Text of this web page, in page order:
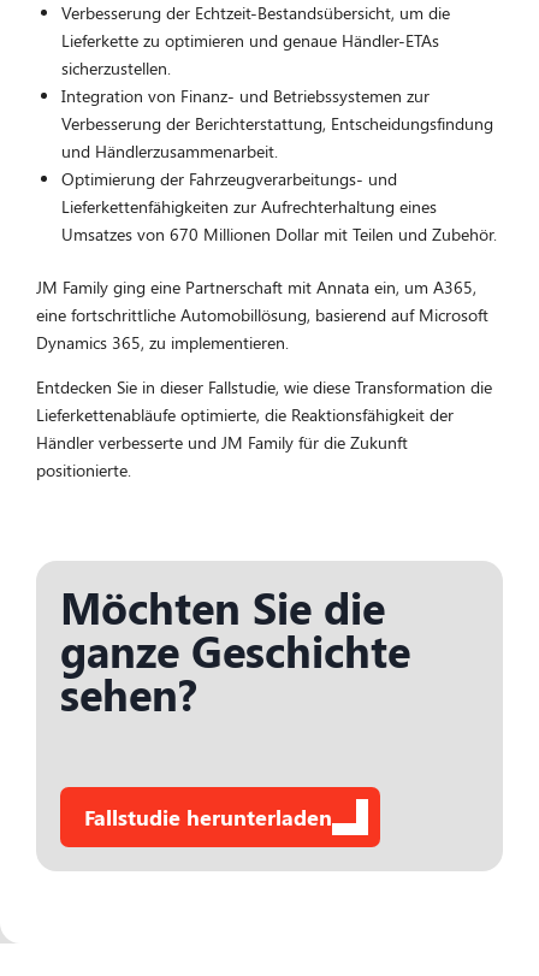
Verbesserung der Echtzeit-Bestandsübersicht, um die
Lieferkette zu optimieren und genaue Händler-ETAs
sicherzustellen.
Integration von Finanz- und Betriebssystemen zur
Verbesserung der Berichterstattung, Entscheidungsfindung
und Händlerzusammenarbeit.
Optimierung der Fahrzeugverarbeitungs- und
Lieferkettenfähigkeiten zur Aufrechterhaltung eines
Umsatzes von 670 Millionen Dollar mit Teilen und Zubehör.
JM Family ging eine Partnerschaft mit Annata ein, um A365,
eine fortschrittliche Automobillösung, basierend auf Microsoft
Dynamics 365, zu implementieren.
Entdecken Sie in dieser Fallstudie, wie diese Transformation die
Lieferkettenabläufe optimierte, die Reaktionsfähigkeit der
Händler verbesserte und JM Family für die Zukunft
positionierte.
Möchten Sie die
ganze Geschichte
sehen?
Fallstudie herunterladen